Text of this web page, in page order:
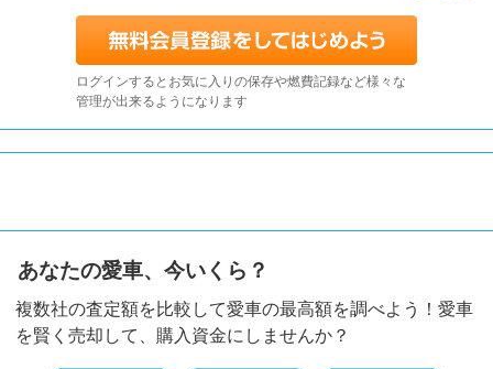
ログインするとお気に入りの保存や燃費記録など様々な
管理が出来るようになります
あなたの愛車、今いくら？
複数社の査定額を比較して愛車の最高額を調べよう！愛車
を賢く売却して、購入資金にしませんか？